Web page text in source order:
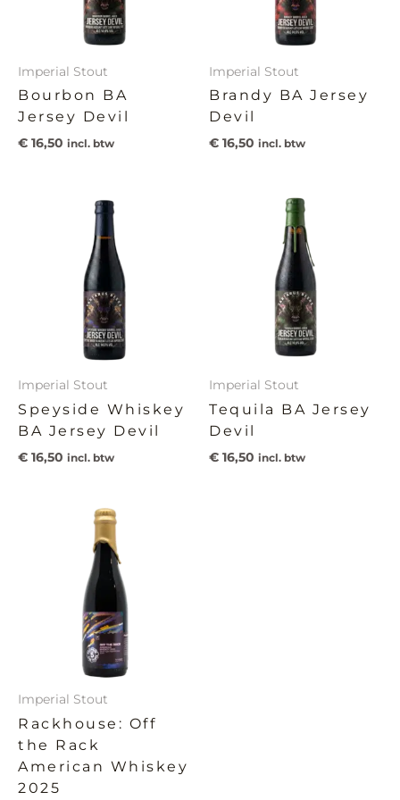
Imperial Stout
Bourbon BA
Jersey Devil
€ 16,50 incl. btw
Imperial Stout
Brandy BA Jersey
Devil
€ 16,50 incl. btw
Imperial Stout
Speyside Whiskey
BA Jersey Devil
€ 16,50 incl. btw
Imperial Stout
Tequila BA Jersey
Devil
€ 16,50 incl. btw
Imperial Stout
Rackhouse: Off
the Rack
American Whiskey
2025